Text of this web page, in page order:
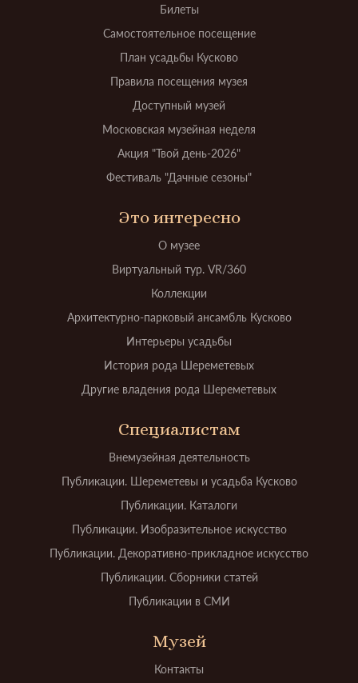
Билеты
Самостоятельное посещение
План усадьбы Кусково
Правила посещения музея
Доступный музей
Московская музейная неделя
Акция "Твой день-2026"
Фестиваль "Дачные сезоны"
Это интересно
О музее
Виртуальный тур. VR/360
Коллекции
Архитектурно-парковый ансамбль Кусково
Интерьеры усадьбы
История рода Шереметевых
Другие владения рода Шереметевых
Специалистам
Внемузейная деятельность
Публикации. Шереметевы и усадьба Кусково
Публикации. Каталоги
Публикации. Изобразительное искусство
Публикации. Декоративно-прикладное искусство
Публикации. Сборники статей
Публикации в СМИ
Музей
Контакты